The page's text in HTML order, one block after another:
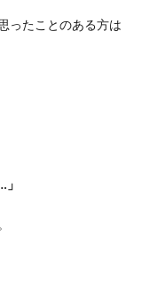
ったことのある方は